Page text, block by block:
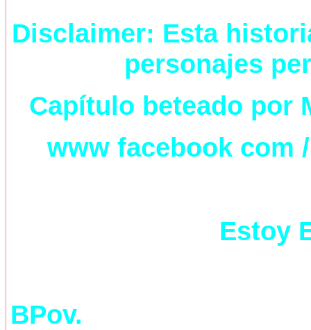
Disclaimer: Esta
personajes
Capítulo beteado por
www facebook com
Estoy
BPov.